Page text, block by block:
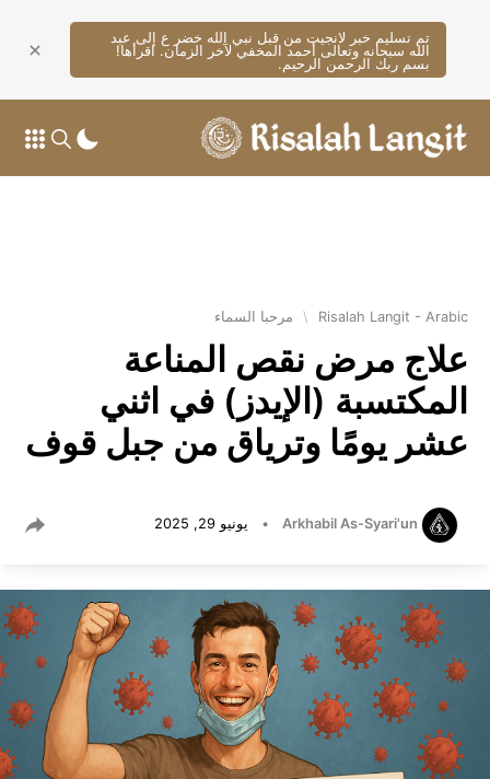
تم تسليم خبر لانجيت من قبل نبي الله خضر ع إلى عبد
الله سبحانه وتعالى أحمد المخفي لآخر الزمان. اقرأها!
بسم ربك الرحمن الرحيم.
Risalah Langit - Arabic
\ مرحبا السماء
علاج مرض نقص المناعة
المكتسبة (الإيدز) في اثني
عشر يومًا وترياق من جبل قوف
Arkhabil As-Syari'un
• يونيو 29, 2025